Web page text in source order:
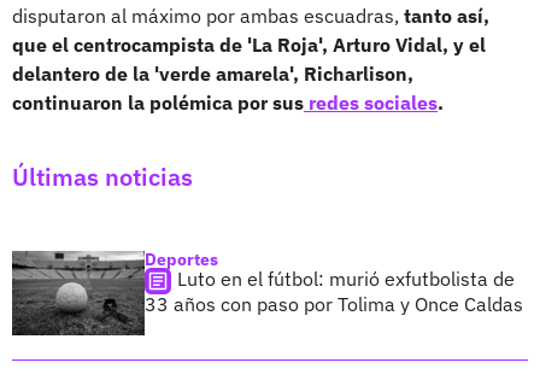
disputaron al máximo por ambas escuadras, tanto así,
que el centrocampista de 'La Roja', Arturo Vidal, y el
delantero de la 'verde amarela', Richarlison,
continuaron la polémica por sus redes sociales.
Últimas noticias
Deportes
Luto en el fútbol: murió exfutbolista de
33 años con paso por Tolima y Once Caldas